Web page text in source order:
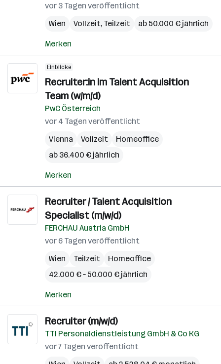
vor 3 Tagen veröffentlicht
Wien
Vollzeit, Teilzeit ab 50.000 € jährlich
Merken
Einblicke
Recruiter:in im Talent Acquisition
Team (w/m/d)
PwC Österreich
vor 4 Tagen veröffentlicht
Vienna
Vollzeit
Homeoffice
ab 36.400 € jährlich
Merken
Recruiter / Talent Acquisition
Specialist (m/w/d)
FERCHAU Austria GmbH
vor 6 Tagen veröffentlicht
Wien
Teilzeit
Homeoffice
42.000 € – 50.000 € jährlich
Merken
Recruiter (m/w/d)
TTI Personaldienstleistung GmbH & Co KG
vor 7 Tagen veröffentlicht